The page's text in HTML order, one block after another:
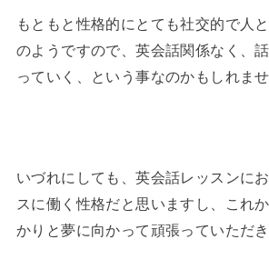
もともと性格的にとても社交的で人
のようですので、英会話関係なく、
っていく、という事なのかもしれませ
いづれにしても、英会話レッスンに
スに働く性格だと思いますし、これ
かりと夢に向かって頑張っていただ